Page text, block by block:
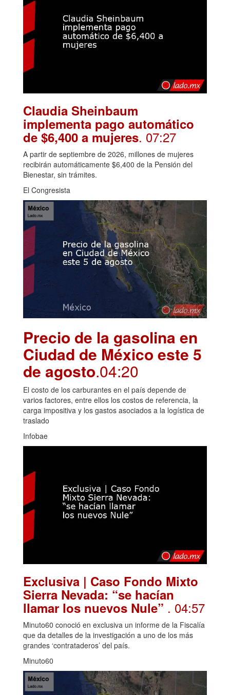
Claudia Sheinbaum
implementa pago automático
de $6,400 a mujeres. 07:27
A partir de septiembre de 2026, millones de mujeres
recibirán automáticamente $6,400 de la Pensión del
Bienestar, sin trámites.
El Congresista
Precio de la gasolina en
Ciudad de México este 5
de agosto.04:20
El costo de los carburantes en el país depende de
varios factores, entre ellos los costos de referencia, la
carga impositiva y los gastos asociados a la logística de
traslado
Infobae
Exclusiva | Caso Fondo Mixto
Sierra Nevada: “se hacían
llamar los nuevos Nule” . 04:57
Minuto60 conoció en exclusiva un informe de la Fiscalía
que da detalles de la investigación a uno de los más
grandes ‘contrataderos’ del país.
Minuto60